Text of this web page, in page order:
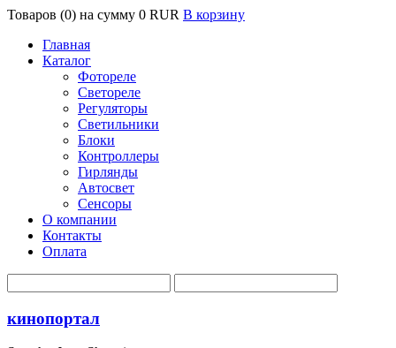
Товаров (0) на сумму 0 RUR В корзину
Главная
Каталог
Фотореле
Светореле
Регуляторы
Светильники
Блоки
Контроллеры
Гирлянды
Автосвет
Сенсоры
О компании
Контакты
Оплата
кинопортал